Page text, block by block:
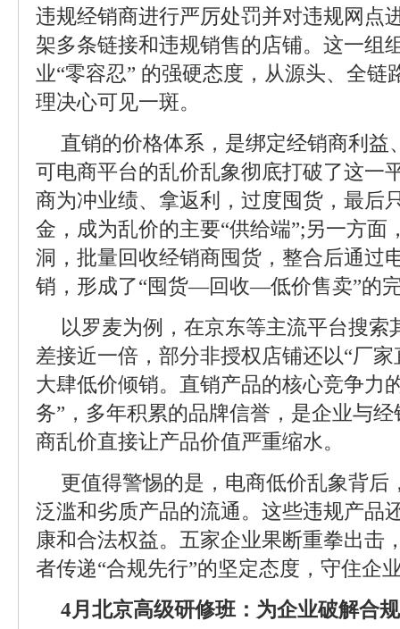
违规经销商进行严厉处罚并对违规网点
架多条链接和违规销售的店铺。这一组
业“零容忍” 的强硬态度，从源头、全链
理决心可见一斑。
直销的价格体系，是绑定经销商利益
可电商平台的乱价乱象彻底打破了这一
商为冲业绩、拿返利，过度囤货，最后
金，成为乱价的主要“供给端”;另一方面
洞，批量回收经销商囤货，整合后通过
销，形成了“囤货—回收—低价售卖”的
以罗麦为例，在京东等主流平台搜索
差接近一倍，部分非授权店铺还以“厂家
大肆低价倾销。直销产品的核心竞争力
务”，多年积累的品牌信誉，是企业与
商乱价直接让产品价值严重缩水。
更值得警惕的是，电商低价乱象背后
泛滥和劣质产品的流通。这些违规产品
康和合法权益。五家企业果断重拳出击
者传递“合规先行”的坚定态度，守住企
4月北京高级研修班：为企业破解合